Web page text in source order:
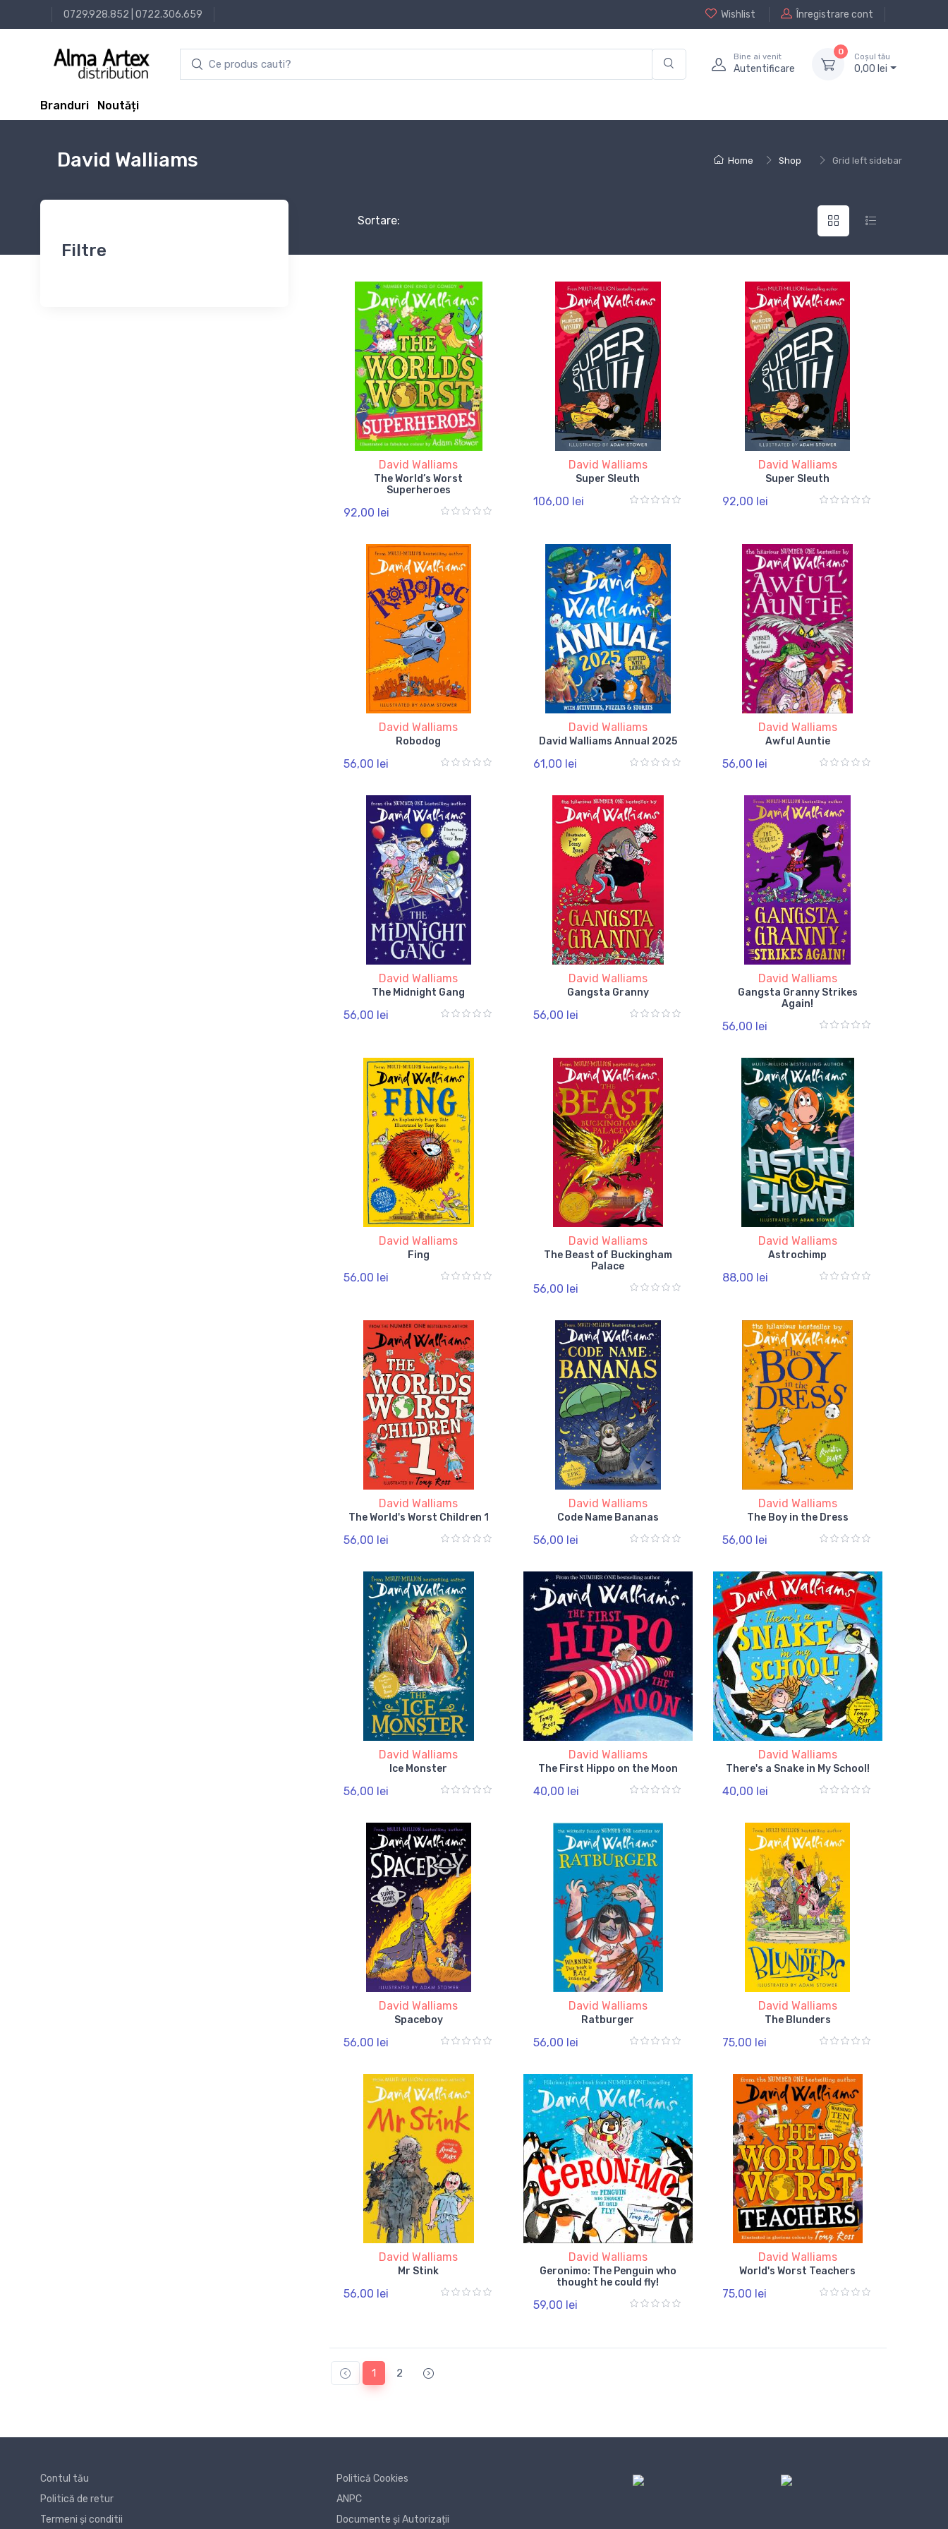
0729.928.852 0722.306.659 Wishlist Înregistrare cont
Bine ai venit
Autentificare
0
Coșul tău
0,00 lei
Branduri Noutăți
Home Shop Grid left sidebar
David Walliams
Filtre
Sortare:
David Walliams
The World’s Worst
Superheroes
92,00 lei
David Walliams
Super Sleuth
106,00 lei
David Walliams
Super Sleuth
92,00 lei
David Walliams
Robodog
56,00 lei
David Walliams
David Walliams Annual 2025
61,00 lei
David Walliams
Awful Auntie
56,00 lei
David Walliams
The Midnight Gang
56,00 lei
David Walliams
Gangsta Granny
56,00 lei
David Walliams
Gangsta Granny Strikes
Again!
56,00 lei
David Walliams
Fing
56,00 lei
David Walliams
The Beast of Buckingham
Palace
56,00 lei
David Walliams
Astrochimp
88,00 lei
David Walliams
The World's Worst Children 1
56,00 lei
David Walliams
Code Name Bananas
56,00 lei
David Walliams
The Boy in the Dress
56,00 lei
David Walliams
Ice Monster
56,00 lei
David Walliams
The First Hippo on the Moon
40,00 lei
David Walliams
There's a Snake in My School!
40,00 lei
David Walliams
Spaceboy
56,00 lei
David Walliams
Ratburger
56,00 lei
David Walliams
The Blunders
75,00 lei
David Walliams
Mr Stink
56,00 lei
David Walliams
Geronimo: The Penguin who
thought he could fly!
59,00 lei
David Walliams
World's Worst Teachers
75,00 lei
1 2
Contul tău
Politică de retur
Termeni și conditii
Politică Cookies
ANPC
Documente și Autorizații